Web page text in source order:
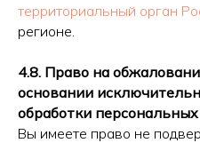
территориальный орган
регионе.
4.8. Право на
основании
обработки
Вы имеете право не